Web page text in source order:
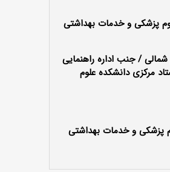
پزشکی و خدمات بهداشتی
/ جنب اداره راهنمایی
مرکزی دانشکده علوم
پزشکی و خدمات بهداشتی